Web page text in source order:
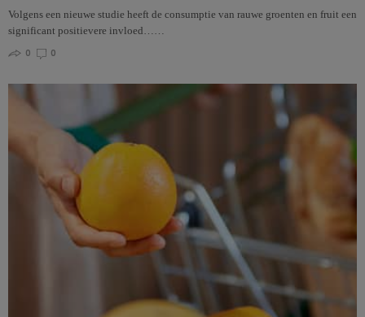
Volgens een nieuwe studie heeft de consumptie van rauwe groenten en fruit een
significant positievere invloed……
0
0